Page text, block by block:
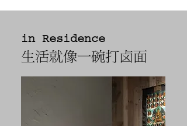
in Residence
生活就像一碗打卤面